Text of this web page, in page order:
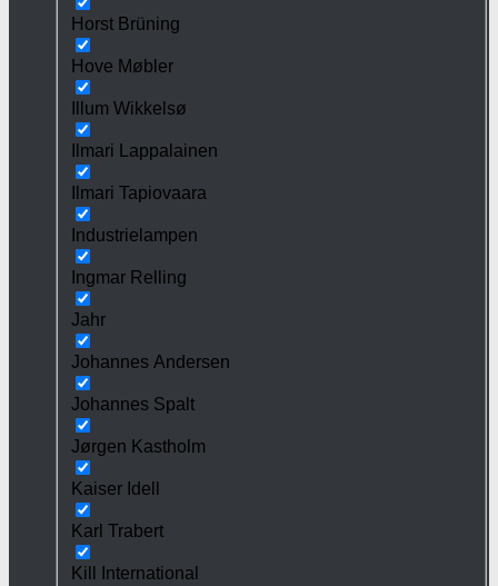
Horst Brüning
Hove Møbler
Illum Wikkelsø
Ilmari Lappalainen
Ilmari Tapiovaara
Industrielampen
Ingmar Relling
Jahr
Johannes Andersen
Johannes Spalt
Jørgen Kastholm
Kaiser Idell
Karl Trabert
Kill International